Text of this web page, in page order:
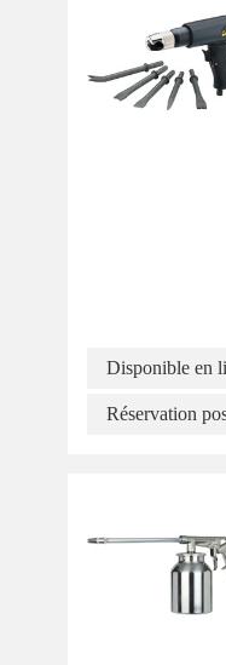
Disponible en
Réservation